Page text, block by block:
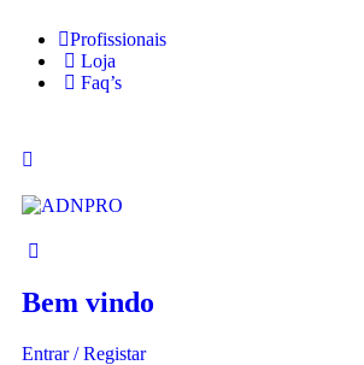
Profissionais
Loja
Faq’s
Bem vindo
Entrar / Registar